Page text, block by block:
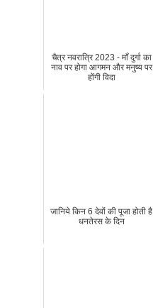
चैत्र नवरात्रि 2023 - माँ दुर्गा का
नाव पर होगा आगमन और मनुष्य पर
होंगी विदा
जानिये किन 6 देवों की पूजा होती है
धनतेरस के दिन